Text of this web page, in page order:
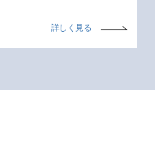
詳しく見る